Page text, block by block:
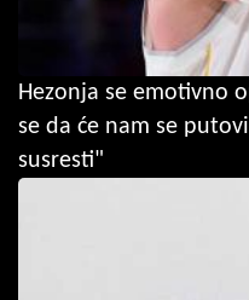
Hezonja se emotivno
se da će nam se
susresti"